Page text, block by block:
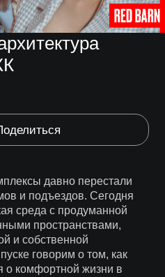
давно перестали
и подъездов. Сегодня
среда с продуманной
пространствами,
и собственной
говорим о том, как
о комфортной жизни в